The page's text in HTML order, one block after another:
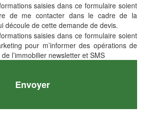
saisies dans ce formulaire soient
de me contacter dans le cadre de la
découle de cette demande de devis.
saisies dans ce formulaire soient
pour m’informer des opérations de
l’immobilier newsletter et SMS